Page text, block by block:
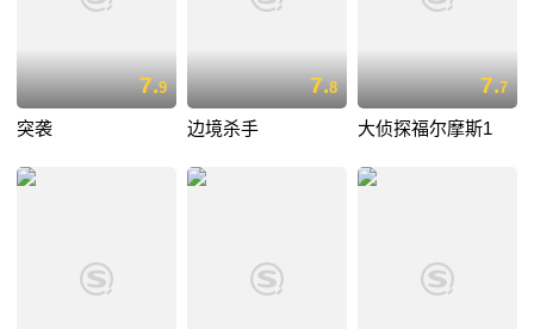
7.9
突袭
7.8
边境杀手
7.7
大侦探福尔摩斯1